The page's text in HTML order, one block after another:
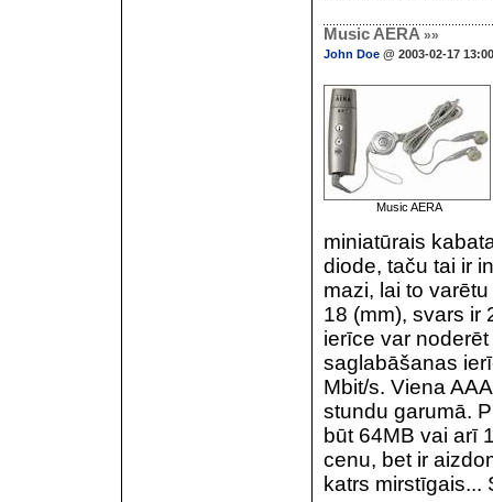
Music AERA »»
John Doe @ 2003-02-17 13:00
Music AERA
miniatūrais
diode, taču tai ir
mazi, lai to
18 (mm), svars ir
ierīce var
saglabāšanas
Mbit/s. Viena
stundu garumā.
būt 64MB vai arī
cenu, bet ir
katrs mirstīgais...